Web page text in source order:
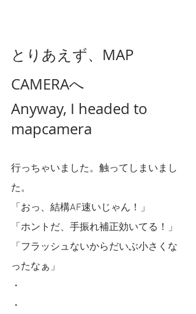
とりあえず、MAP
CAMERAへ
Anyway, I headed to
mapcamera
行っちゃいました。触ってしまいまし
た。
「おっ、結構AF速いじゃん！」
「ホントだ、手振れ補正効いてる！」
「フラッシュないからだいぶ小さくな
ったなぁ」
・
・